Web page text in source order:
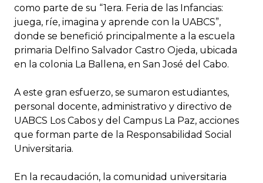
como parte de su “1era. Feria de las Infancias:
juega, ríe, imagina y aprende con la UABCS”,
donde se benefició principalmente a la escuela
primaria Delfino Salvador Castro Ojeda, ubicada
en la colonia La Ballena, en San José del Cabo.
A este gran esfuerzo, se sumaron estudiantes,
personal docente, administrativo y directivo de
UABCS Los Cabos y del Campus La Paz, acciones
que forman parte de la Responsabilidad Social
Universitaria.
En la recaudación, la comunidad universitaria